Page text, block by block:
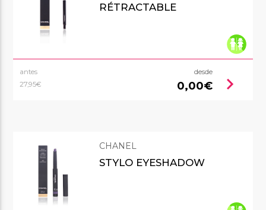
RÉTRACTABLE
antes
27,95€
desde
0,00€ chevron_right
CHANEL
STYLO EYESHADOW